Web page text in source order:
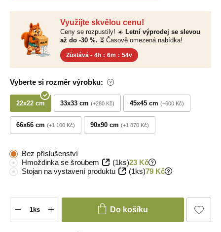
Využijte skvělou cenu!
Ceny se rozpustily! ☀️ Letní výprodej se slevou
až do -30 %. ⏳ Časově omezená nabídka!
Zůstává - 4h : 6m : 53v
Vyberte si rozměr výrobku:
22x22 cm 33x33 cm +280 Kč 45x45 cm +600 Kč
66x66 cm +1 100 Kč 90x90 cm +1 870 Kč
Bez příslušenství
Hmoždinka se šroubem
(1ks)23 Kč
Stojan na vystavení produktu
(1ks)79 Kč
Do košíku